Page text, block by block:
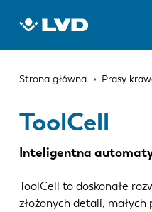
Ścieżka
Strona główna Prasy
ToolCell
Inteligentna
ToolCell to doskonałe
złożonych detali,
TOOLCELL
WYCINARKI LASEROWE
NOŻYCE GILOTYNOWE